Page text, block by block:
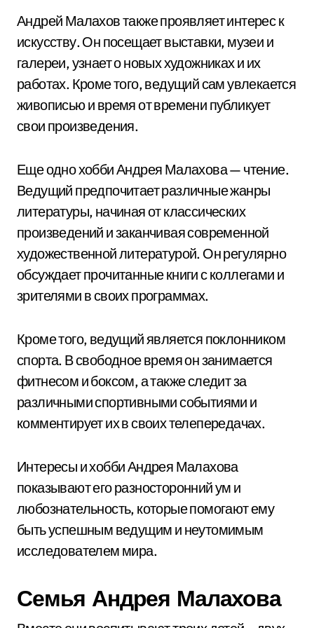
Андрей Малахов также проявляет интерес к
искусству. Он посещает выставки, музеи и
галереи, узнает о новых художниках и их
работах. Кроме того, ведущий сам увлекается
живописью и время от времени публикует
свои произведения.
Еще одно хобби Андрея Малахова — чтение.
Ведущий предпочитает различные жанры
литературы, начиная от классических
произведений и заканчивая современной
художественной литературой. Он регулярно
обсуждает прочитанные книги с коллегами и
зрителями в своих программах.
Кроме того, ведущий является поклонником
спорта. В свободное время он занимается
фитнесом и боксом, а также следит за
различными спортивными событиями и
комментирует их в своих телепередачах.
Интересы и хобби Андрея Малахова
показывают его разносторонний ум и
любознательность, которые помогают ему
быть успешным ведущим и неутомимым
исследователем мира.
Семья Андрея Малахова